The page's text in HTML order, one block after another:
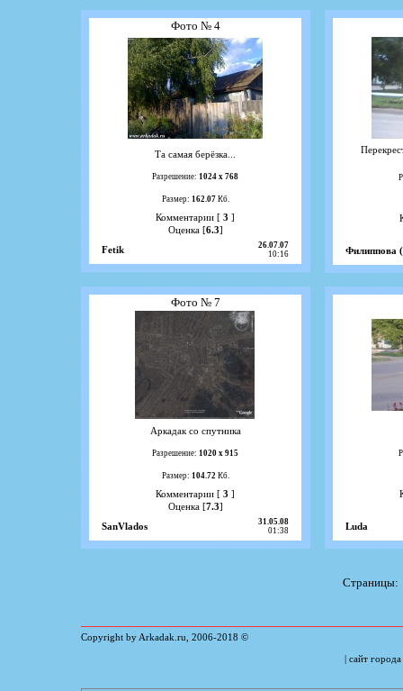
Фото № 4
Та самая берёзка...
Разрешение: 1024 х 768
Размер: 162.07Кб.
Комментарии [ 3 ]
Оценка [6.3]
Fetik
26.07.07
10:16
Филиппова
Фото № 7
Аркадак со спутника
Разрешение: 1020 х 915
Размер: 104.72Кб.
Комментарии [ 3 ]
Оценка [7.3]
SanVlados
31.05.08
01:38
Luda
Страницы:
Copyright by Arkadak.ru, 2006-2018 ©
| сайт города